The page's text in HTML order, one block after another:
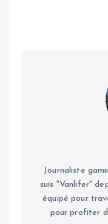
Journaliste
suis "Vanlifer"
équipé pour
pour profiter